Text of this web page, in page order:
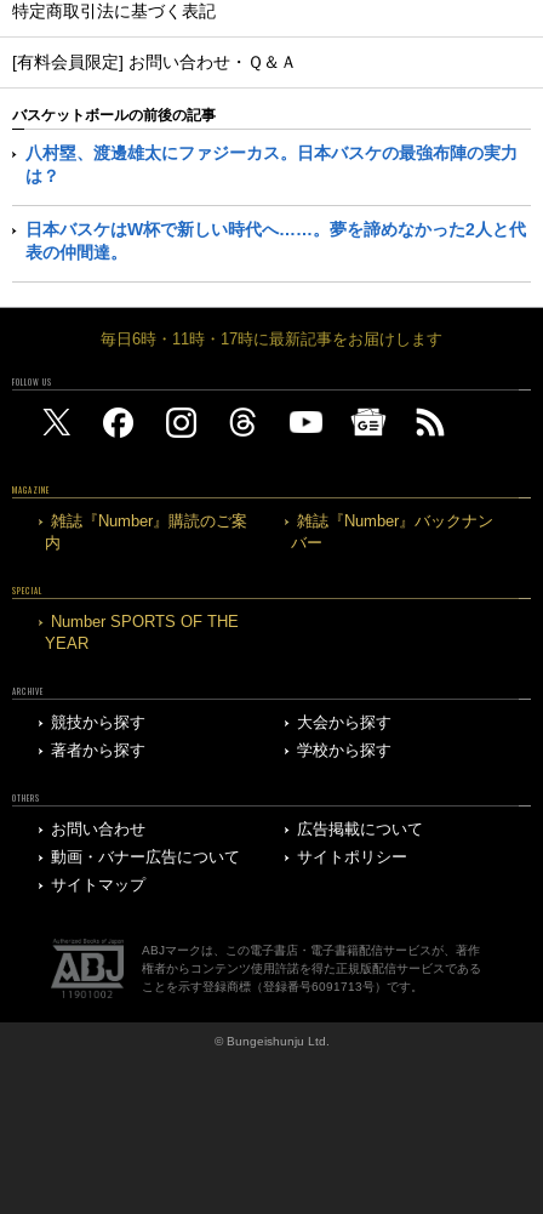
特定商取引法に基づく表記
[有料会員限定] お問い合わせ・Ｑ＆Ａ
バスケットボールの前後の記事
八村塁、渡邊雄太にファジーカス。日本バスケの最強布陣の実力
は？
日本バスケはW杯で新しい時代へ……。夢を諦めなかった2人と代
表の仲間達。
毎日6時・11時・17時に最新記事をお届けします
FOLLOW US
MAGAZINE
雑誌『Number』購読のご案
内
雑誌『Number』バックナン
バー
SPECIAL
Number SPORTS OF THE
YEAR
ARCHIVE
競技から探す
大会から探す
著者から探す
学校から探す
OTHERS
お問い合わせ
広告掲載について
動画・バナー広告について
サイトポリシー
サイトマップ
ABJマークは、この電子書店・電子書籍配信サービスが、著作
権者からコンテンツ使用許諾を得た正規版配信サービスである
ことを示す登録商標（登録番号6091713号）です。
© Bungeishunju Ltd.